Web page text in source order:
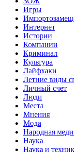
Игры
Интернет
Истории
Компании
Криминал
Культура
Лайфхаки
Летние виды
Личный счет
Люди
Места
Мнения
Мода
Народная
Наука
Наука и